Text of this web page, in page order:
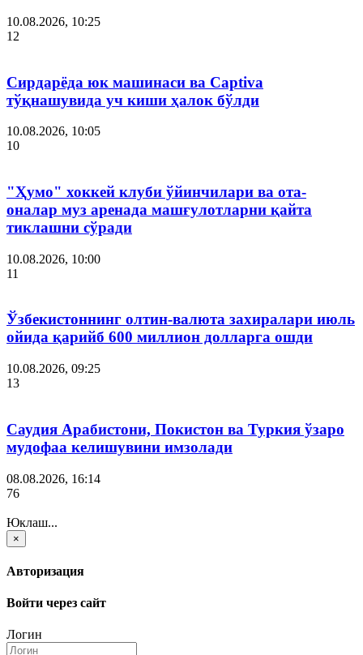
10.08.2026, 10:25
12
Сирдарёда юк машинаси ва Captiva
тўқнашувида уч киши ҳалок бўлди
10.08.2026, 10:05
10
"Ҳумо" хоккей клуби ўйинчилари ва ота-
оналар муз аренада машғулотларни қайта
тиклашни сўради
10.08.2026, 10:00
11
Ўзбекистоннинг олтин-валюта захиралари июль
ойида қарийб 600 миллион долларга ошди
10.08.2026, 09:25
13
Саудия Арабистони, Покистон ва Туркия ўзаро
мудофаа келишувини имзолади
08.08.2026, 16:14
76
Юклаш...
×
Авторизация
Войти через сайт
Логин